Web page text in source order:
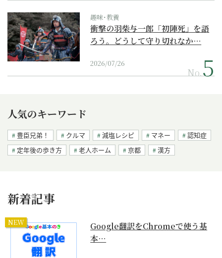
趣味･教養
衝撃の羽柴与一郎「初陣死」を語
ろう。どうして守り切れなか…
2026/07/26
No.
人気のキーワード
豊臣兄弟！ クルマ 減塩レシピ マネー
認知症
定年後の歩き方
老人ホーム 京都 漢方
新着記事
NEW
Google翻訳をChromeで使う基
本…